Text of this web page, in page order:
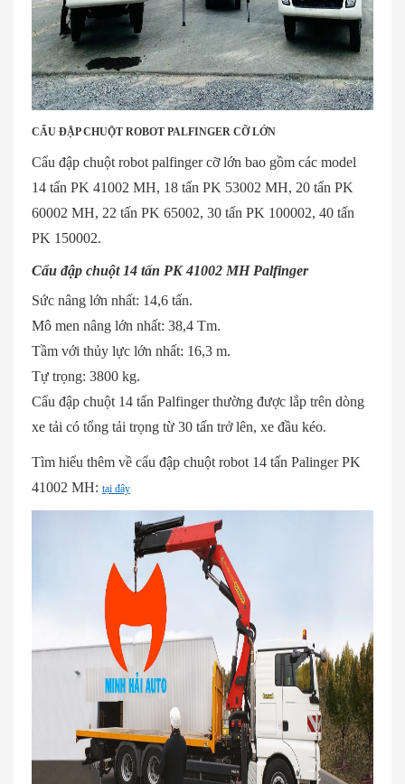
CẨU ĐẬP CHUỘT ROBOT PALFINGER CỠ LỚN
Cẩu đập chuột robot palfinger cỡ lớn bao gồm các model
14 tấn PK 41002 MH, 18 tấn PK 53002 MH, 20 tấn PK
60002 MH, 22 tấn PK 65002, 30 tấn PK 100002, 40 tấn
PK 150002.
Cẩu đập chuột 14 tấn PK 41002 MH Palfinger
Sức nâng lớn nhất: 14,6 tấn.
Mô men nâng lớn nhất: 38,4 Tm.
Tầm với thủy lực lớn nhất: 16,3 m.
Tự trọng: 3800 kg.
Cẩu đập chuột 14 tấn Palfinger thường được lắp trên dòng
xe tải có tổng tải trọng từ 30 tấn trở lên, xe đầu kéo.
Tìm hiểu thêm về cẩu đập chuột robot 14 tấn Palinger PK
41002 MH: tại đây